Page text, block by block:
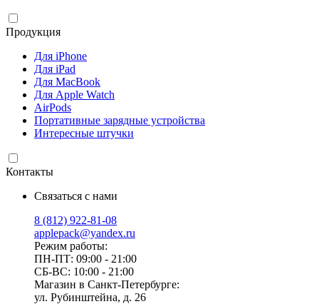
Продукция
Для iPhone
Для iPad
Для MacBook
Для Apple Watch
AirPods
Портативные зарядные устройства
Интересные штучки
Контакты
Связаться с нами
8 (812) 922-81-08
applepack@yandex.ru
Режим работы:
ПН-ПТ: 09:00 - 21:00
СБ-ВС: 10:00 - 21:00
Магазин в Санкт-Петербурге:
ул. Рубинштейна, д. 26